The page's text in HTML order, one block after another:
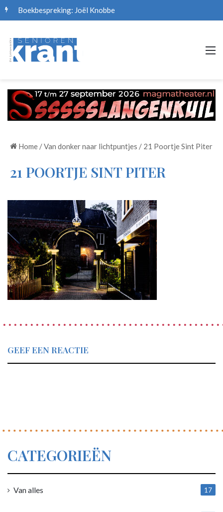
Boekbespreking: Joël Knobbe
Home /Van donker naar lichtpuntjes / 21 Poortje Sint Piter
21 POORTJE SINT PITER
GEEF EEN REACTIE
CATEGORIEËN
Van alles
17